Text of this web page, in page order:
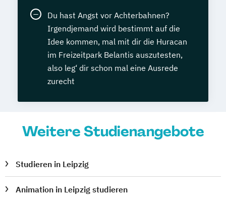
Du hast Angst vor Achterbahnen?
Irgendjemand wird bestimmt auf die
Idee kommen, mal mit dir die Huracan
im Freizeitpark Belantis auszutesten,
also leg‘ dir schon mal eine Ausrede
zurecht
Weitere Studienangebote
Studieren in Leipzig
Animation in Leipzig studieren